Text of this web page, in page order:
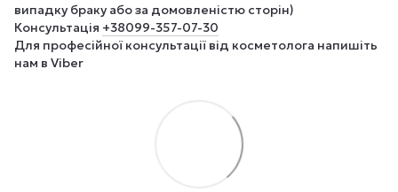
випадку браку або за домовленістю сторін)
Консультація +38099-357-07-30
Для професійної консультації від косметолога напишіть
нам в Viber